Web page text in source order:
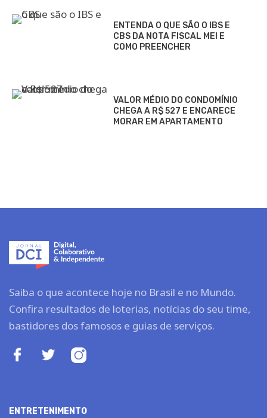
ENTENDA O QUE SÃO O IBS E
CBS DA NOTA FISCAL MEI E
COMO PREENCHER
VALOR MÉDIO DO CONDOMÍNIO
CHEGA A R$ 527 E ENCARECE
MORAR EM APARTAMENTO
Saiba o que acontece hoje no Brasil e no Mundo.
Confira resultados de loterias, notícias do seu time,
bastidores dos famosos e guias de serviços.
ENTRETENIMENTO